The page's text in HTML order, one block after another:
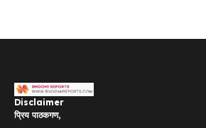
Disclaimer
प्रिय पाठकगण,